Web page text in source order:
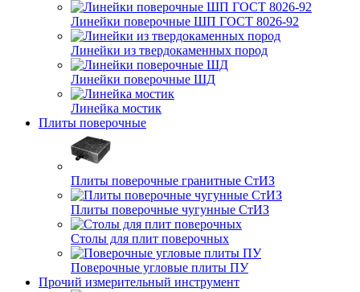
Линейки поверочные ШП ГОСТ 8026-92
Линейки из твердокаменных пород
Линейки поверочные ШД
Линейка мостик
Плиты поверочные
Плиты поверочные гранитные СтИЗ
Плиты поверочные чугунные СтИЗ
Столы для плит поверочных
Поверочные угловые плиты ПУ
Прочий измерительный инструмент